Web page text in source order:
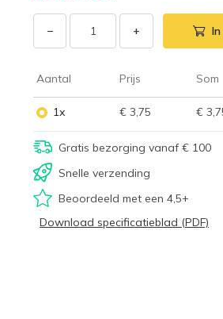
− +
Aantal Prijs Som
1x € 3,75 €
Gratis bezorging vanaf € 100
Snelle verzending
Beoordeeld met een 4,5+
Download specificatieblad (PDF)